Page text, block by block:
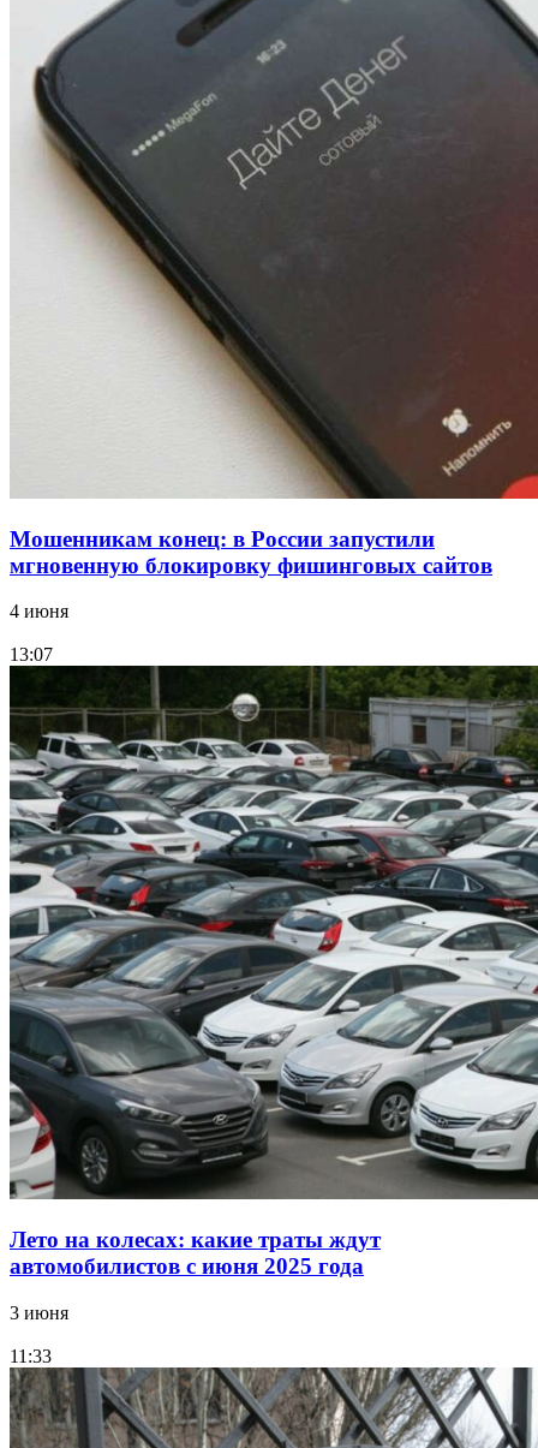
Покушение на убийство в Волгограде: девушка
напала на незнакомую женщину с ножом
12:39
Сладкий праздник в Волгограде: в Центральном
парке прошёл фестиваль „Арбузный переполох“
Волгоградские компании нарастили экспорт:
заключены контракты на 3,6 млн долларов
Мошенникам конец: в России запустили
мгновенную блокировку фишинговых сайтов
4 июня
13:07
Лето на колесах: какие траты ждут
автомобилистов с июня 2025 года
3 июня
11:33